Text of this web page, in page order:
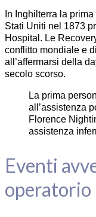
In Inghilterra la
Stati Uniti nel 1873
Hospital. Le
conflitto mondiale e
all’affermarsi della
secolo scorso.
La prima
all’assistenza
Florence
assistenza
Eventi
operatorio